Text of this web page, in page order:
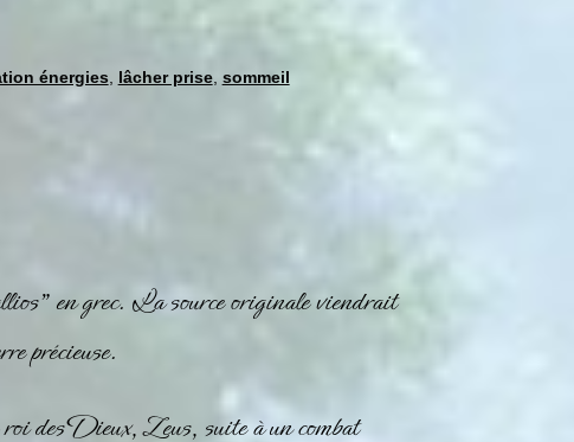
énergies lâcher prise, sommeil
en grec. La source originale viendrait
précieuse.
des Dieux, Zeus, suite à un combat